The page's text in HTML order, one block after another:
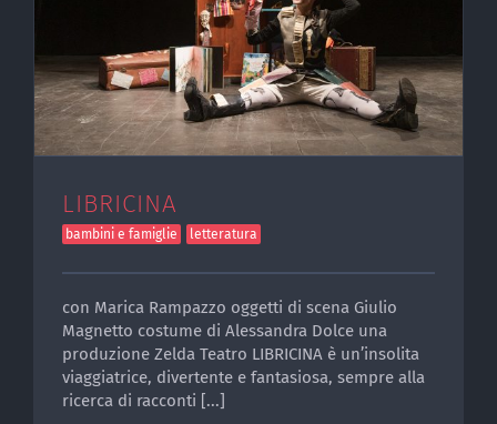
LIBRICINA
bambini e famiglie letteratura
con Marica Rampazzo oggetti di scena Giulio
Magnetto costume di Alessandra Dolce una
produzione Zelda Teatro LIBRICINA è un’insolita
viaggiatrice, divertente e fantasiosa, sempre alla
ricerca di racconti [...]